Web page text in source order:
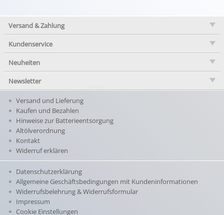
Versand & Zahlung
Kundenservice
Neuheiten
Newsletter
Versand und Lieferung
Kaufen und Bezahlen
Hinweise zur Batterieentsorgung
Altölverordnung
Kontakt
Widerruf erklären
Datenschutzerklärung
Allgemeine Geschäftsbedingungen mit Kundeninformationen
Widerrufsbelehrung & Widerrufsformular
Impressum
Cookie Einstellungen